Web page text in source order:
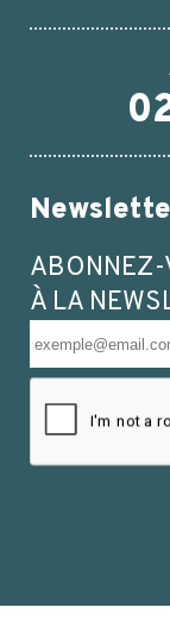
ABONNEZ-
À LA